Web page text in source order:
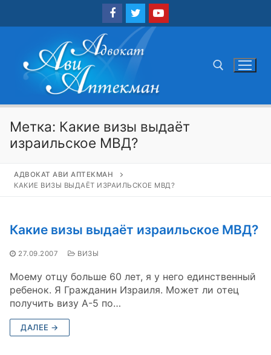
Метка: Какие визы выдаёт
израильское МВД?
АДВОКАТ АВИ АПТЕКМАН
КАКИЕ ВИЗЫ ВЫДАЁТ ИЗРАИЛЬСКОЕ МВД?
Какие визы выдаёт израильское МВД?
27.09.2007 ВИЗЫ
Моему отцу больше 60 лет, я у него единственный
ребенок. Я Гражданин Израиля. Может ли отец
получить визу А-5 по…
ДАЛЕЕ →